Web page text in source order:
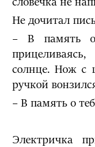
Не дочитал
– В память
солнце. Нож с
ручкой
– В память о
Электричка